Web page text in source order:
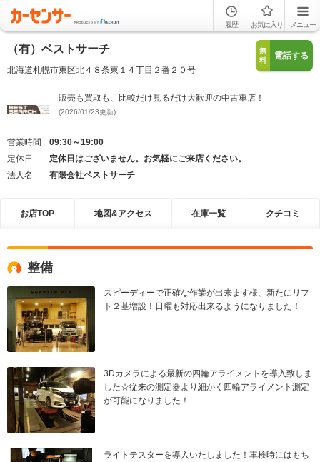
履歴 お気に入り メニュー
（有）ベストサーチ
北海道札幌市東区北４８条東１４丁目２番２０号
無
料
電話する
販売も買取も、比較だけ見るだけ大歓迎の中古車店！
(2026/01/23更新)
営業時間
09:30～19:00
定休日
定休日はございません。お気軽にご来店ください。
法人名
有限会社ベストサーチ
お店TOP 地図&アクセス 在庫一覧 クチコミ
整備
スピーディーで正確な作業が出来ます様、新たにリフ
ト２基増設！日曜も対応出来るようになりました！
3Dカメラによる最新の四輪アライメントを導入致しま
した☆従来の測定器より細かく四輪アライメント測定
が可能になりました！
ライトテスターを導入いたしました！車検時にはもち